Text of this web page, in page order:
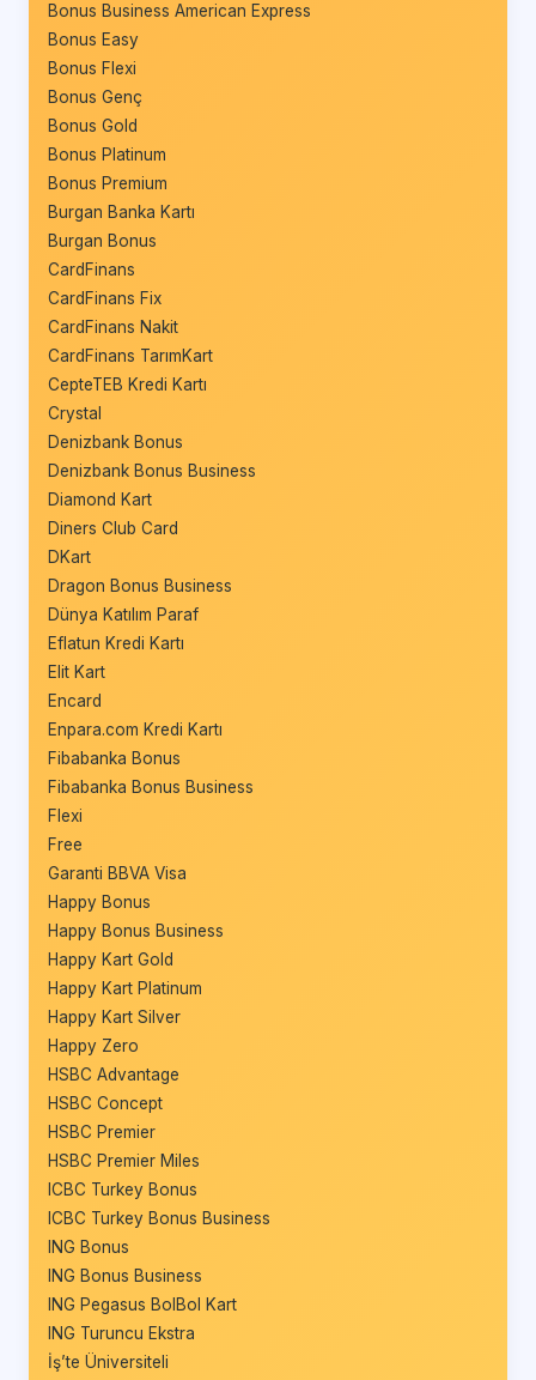
Bonus Business American Express
Bonus Easy
Bonus Flexi
Bonus Genç
Bonus Gold
Bonus Platinum
Bonus Premium
Burgan Banka Kartı
Burgan Bonus
CardFinans
CardFinans Fix
CardFinans Nakit
CardFinans TarımKart
CepteTEB Kredi Kartı
Crystal
Denizbank Bonus
Denizbank Bonus Business
Diamond Kart
Diners Club Card
DKart
Dragon Bonus Business
Dünya Katılım Paraf
Eflatun Kredi Kartı
Elit Kart
Encard
Enpara.com Kredi Kartı
Fibabanka Bonus
Fibabanka Bonus Business
Flexi
Free
Garanti BBVA Visa
Happy Bonus
Happy Bonus Business
Happy Kart Gold
Happy Kart Platinum
Happy Kart Silver
Happy Zero
HSBC Advantage
HSBC Concept
HSBC Premier
HSBC Premier Miles
ICBC Turkey Bonus
ICBC Turkey Bonus Business
ING Bonus
ING Bonus Business
ING Pegasus BolBol Kart
ING Turuncu Ekstra
İş’te Üniversiteli